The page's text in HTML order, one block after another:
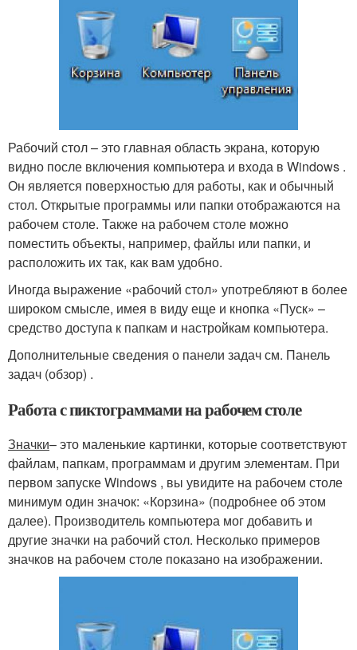
Рабочий стол – это главная область экрана, которую
видно после включения компьютера и входа в Windows .
Он является поверхностью для работы, как и обычный
стол. Открытые программы или папки отображаются на
рабочем столе. Также на рабочем столе можно
поместить объекты, например, файлы или папки, и
расположить их так, как вам удобно.
Иногда выражение «рабочий стол» употребляют в более
широком смысле, имея в виду еще и кнопка «Пуск» –
средство доступа к папкам и настройкам компьютера.
Дополнительные сведения о панели задач см. Панель
задач (обзор) .
Работа с пиктограммами на рабочем столе
Значки– это маленькие картинки, которые соответствуют
файлам, папкам, программам и другим элементам. При
первом запуске Windows , вы увидите на рабочем столе
минимум один значок: «Корзина» (подробнее об этом
далее). Производитель компьютера мог добавить и
другие значки на рабочий стол. Несколько примеров
значков на рабочем столе показано на изображении.